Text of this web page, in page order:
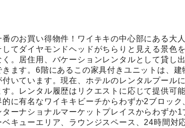
番のお買い得物件！ワイキキの中心部にある大
してダイヤモンドヘッドがちらりと見える景色
く。居住用、バケーションレンタルとして貸
きます。6階にあるこの家具付きユニットは、
いています。現在、ホテルのレンタルプール
す。レンタル履歴はリクエストに応じて提供可
的に有名なワイキキビーチからわずか2ブロッ
ターナショナルマーケットプレイスからわずか
ベキューエリア、ラウンジスペース、24時間対